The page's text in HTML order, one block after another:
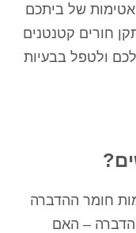
של ביתכם
חורים קטנטנים
ולטפל בבעיות
חומר ההדברה
– האם